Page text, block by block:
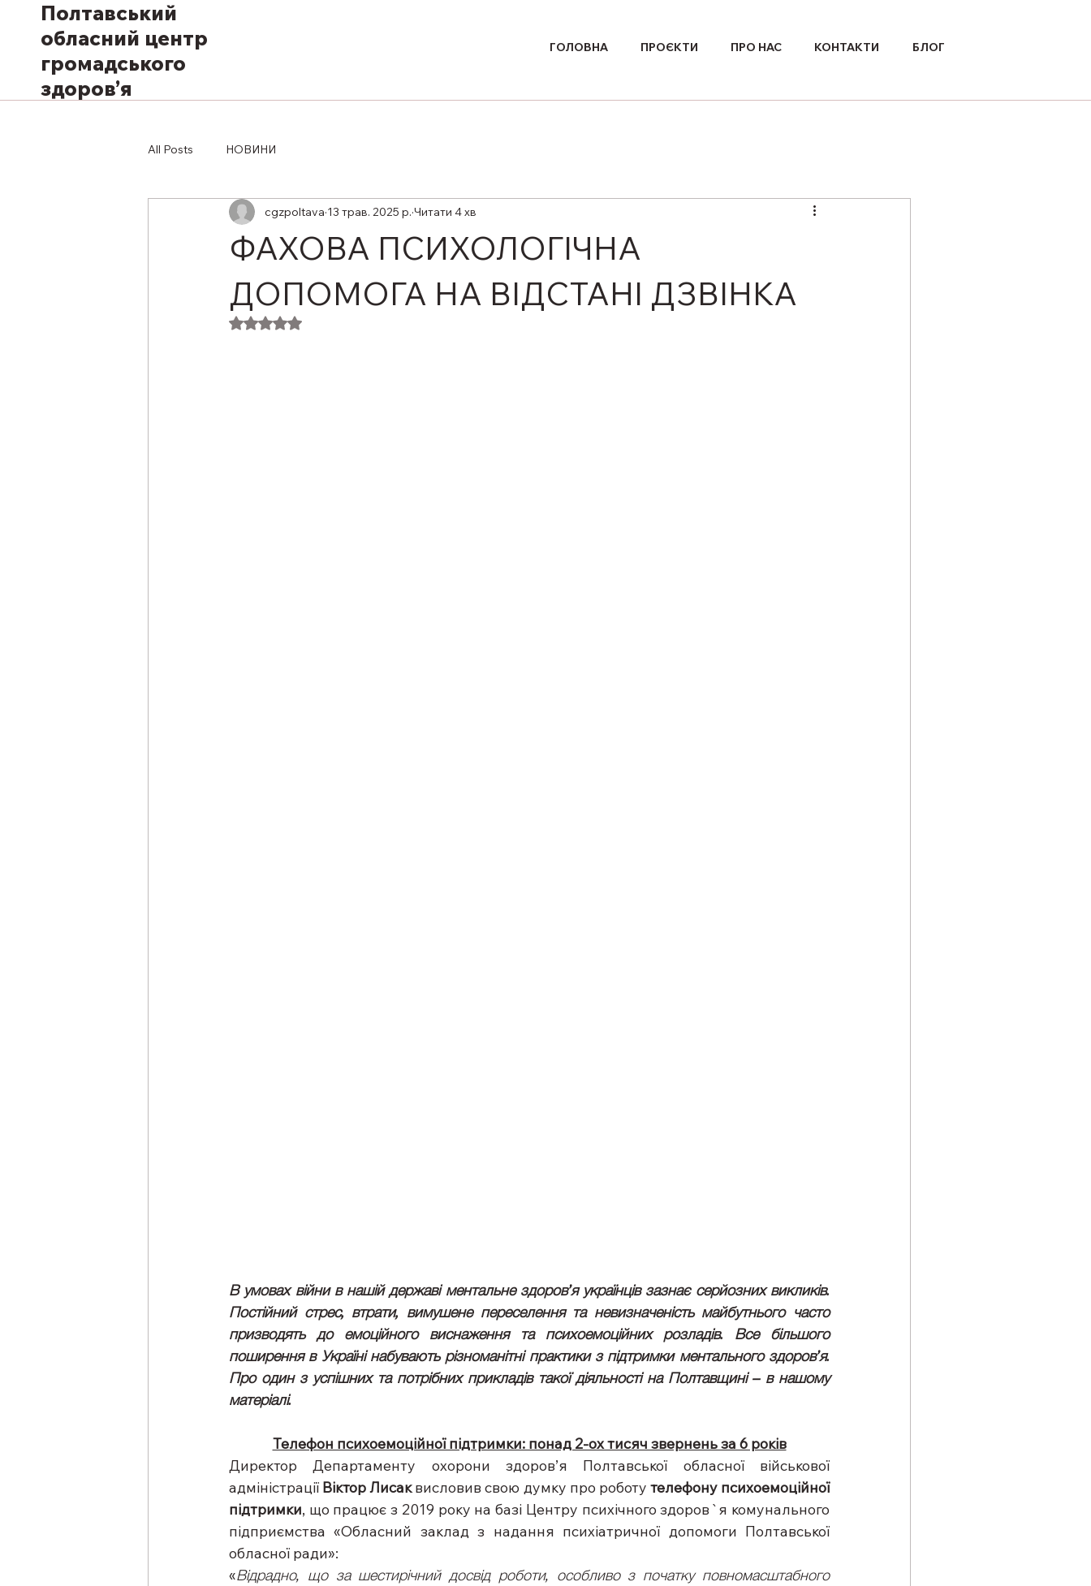
Полтавський
обласний центр
громадського
здоров’я
ГОЛОВНА ПРОЄКТИ ПРО НАС КОНТАКТИ БЛОГ
All Posts НОВИНИ
ФАХОВА ПСИХОЛОГІЧНА
ДОПОМОГА НА ВІДСТАНІ ДЗВІНКА
cgzpoltava 13 трав. 2025 р. Читати 4 хв
Оцінка: NaN з 5 зірок.
В умовах війни в нашій державі ментальне здоров’я українців зазнає серйозних викликів.
Постійний стрес, втрати, вимушене переселення та невизначеність майбутнього часто
призводять до емоційного виснаження та психоемоційних розладів. Все більшого
поширення в Україні набувають різноманітні практики з підтримки ментального здоров’я.
Про один з успішних та потрібних прикладів такої діяльності на Полтавщині – в нашому
матеріалі.
Телефон психоемоційної підтримки: понад 2-ох тисяч звернень за 6 років
Директор Департаменту охорони здоров’я Полтавської обласної військової
адміністрації Віктор Лисак висловив свою думку про роботу телефону психоемоційної
підтримки, що працює з 2019 року на базі Центру психічного здоров`я комунального
підприємства «Обласний заклад з надання психіатричної допомоги Полтавської
обласної ради»:
«Відрадно, що за шестирічний досвід роботи, особливо з початку повномасштабного